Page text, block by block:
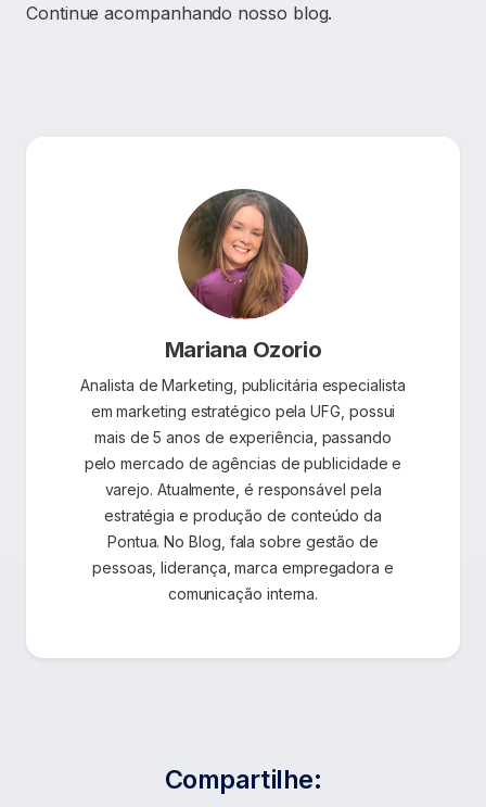
Continue acompanhando nosso blog.
Mariana Ozorio
Analista de Marketing, publicitária especialista
em marketing estratégico pela UFG, possui
mais de 5 anos de experiência, passando
pelo mercado de agências de publicidade e
varejo. Atualmente, é responsável pela
estratégia e produção de conteúdo da
Pontua. No Blog, fala sobre gestão de
pessoas, liderança, marca empregadora e
comunicação interna.
Compartilhe: